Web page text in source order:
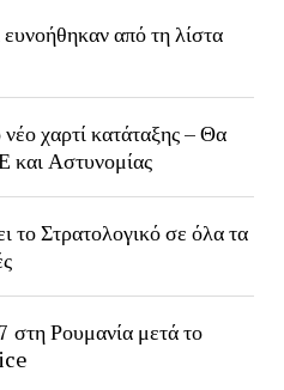
από τη λίστα
χαρτί κατάταξης – Θα
Αστυνομίας
Στρατολογικό σε όλα τα
Ρουμανία μετά το